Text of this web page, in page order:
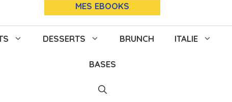
MES EBOOKS
DESSERTS BRUNCH ITALIE
BASES